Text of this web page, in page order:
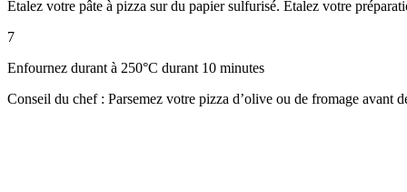
Étalez votre pâte à pizza sur du papier sulfurisé. Étalez votre
7
Enfournez durant à 250°C durant 10 minutes
Conseil du chef : Parsemez votre pizza d’olive ou de fromage avant